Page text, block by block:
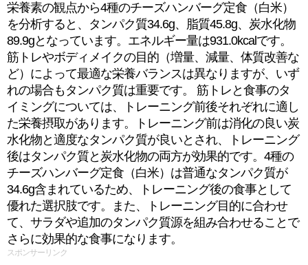
栄養素の観点から4種のチーズハンバーグ定食（白米）
を分析すると、タンパク質34.6g、脂質45.8g、炭水化物
89.9gとなっています。エネルギー量は931.0kcalです。
筋トレやボディメイクの目的（増量、減量、体質改善な
ど）によって最適な栄養バランスは異なりますが、いず
れの場合もタンパク質は重要です。 筋トレと食事のタ
イミングについては、トレーニング前後それぞれに適し
た栄養摂取があります。トレーニング前は消化の良い炭
水化物と適度なタンパク質が良いとされ、トレーニング
後はタンパク質と炭水化物の両方が効果的です。4種の
チーズハンバーグ定食（白米）は普通なタンパク質が
34.6g含まれているため、トレーニング後の食事として
優れた選択肢です。また、トレーニング目的に合わせ
て、サラダや追加のタンパク質源を組み合わせることで
さらに効果的な食事になります。
スポンサーリンク